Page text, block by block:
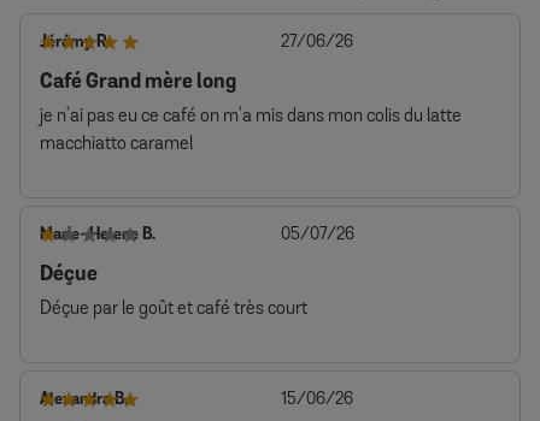
Jérémy R.
Café Grand mère long
je n'ai pas eu ce café on m'a mis dans mon colis du latte
macchiatto caramel
Date
27/06/26
Marie-Helene B.
Déçue
Déçue par le goût et café très court
Date
05/07/26
Alexandra B.
Date
15/06/26